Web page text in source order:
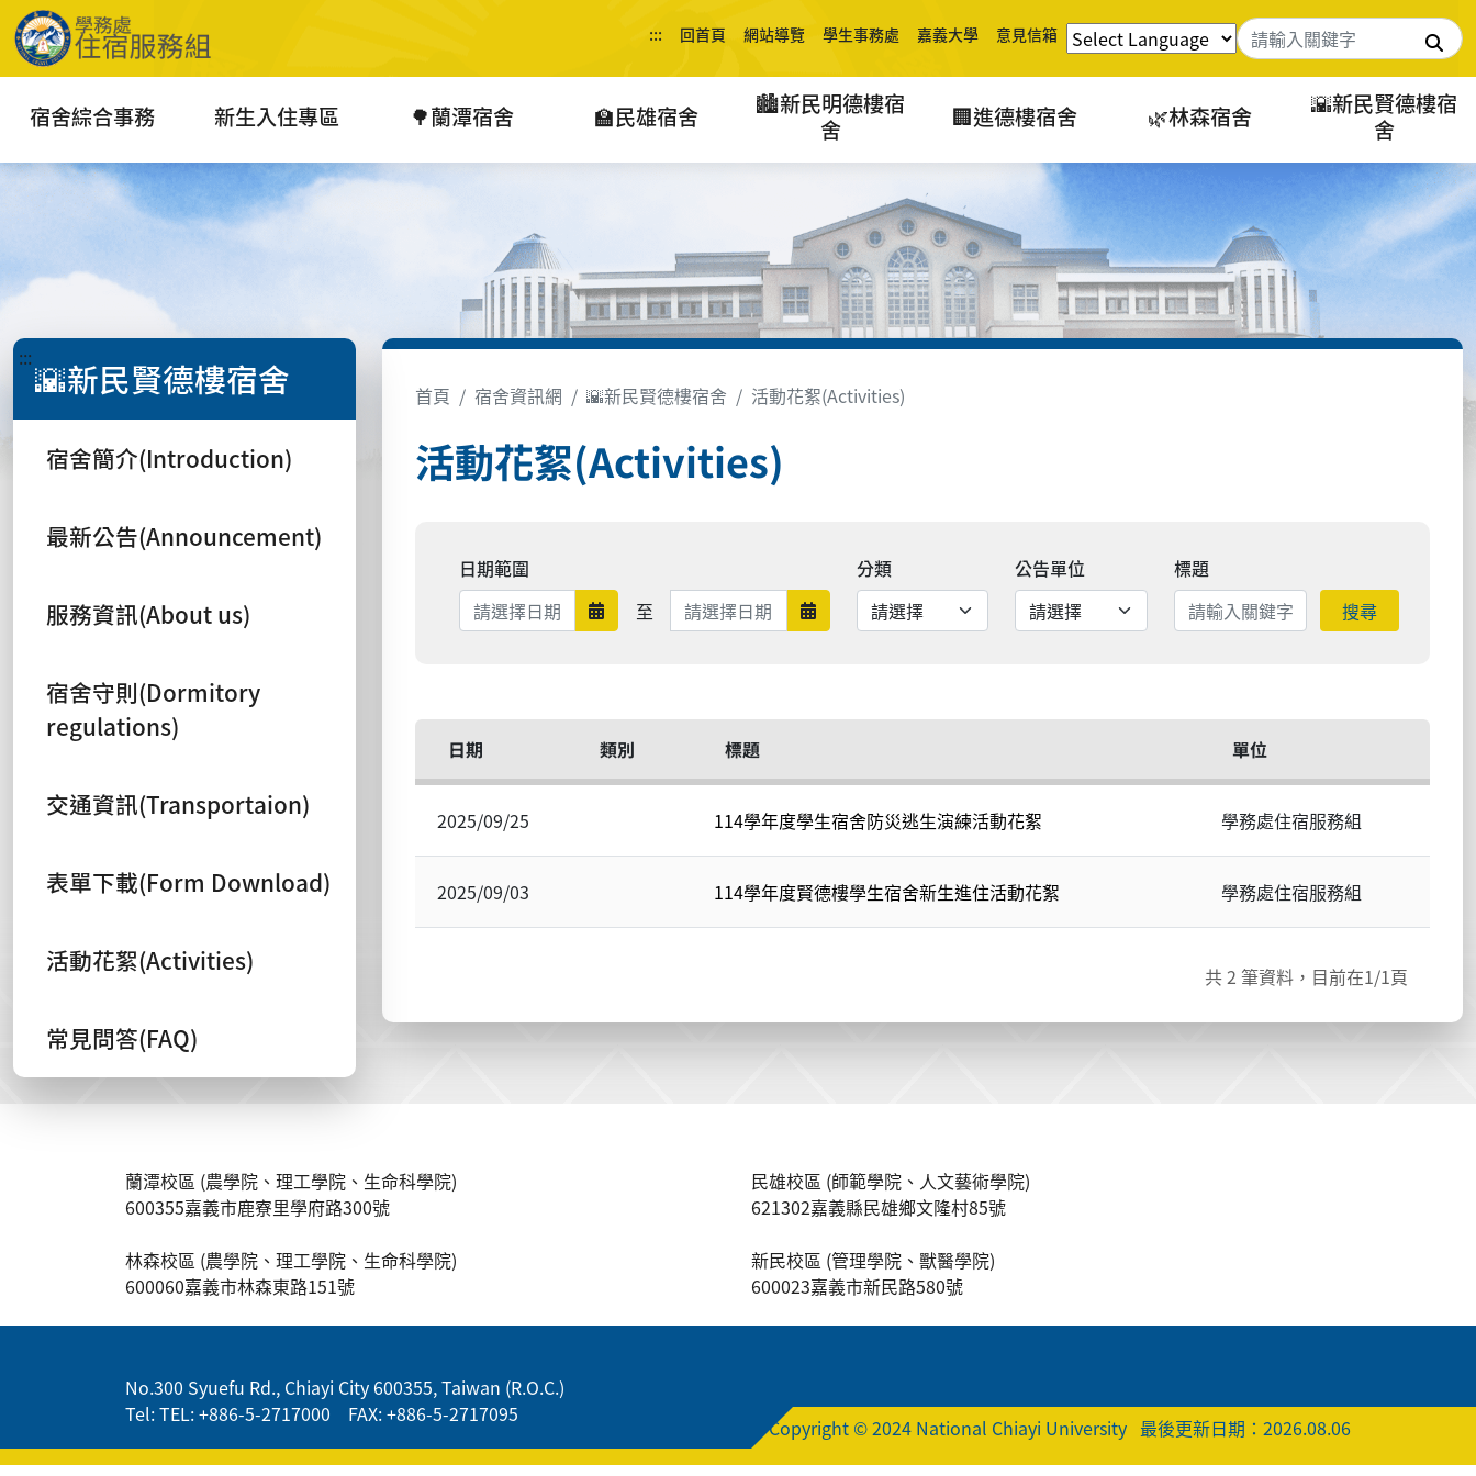
::: 回首頁 網站導覽 學生事務處 嘉義大學 意見信箱 搜尋
宿舍綜合事務 新生入住專區 🌳蘭潭宿舍 🏫民雄宿舍
🏙️新民明德樓宿
舍
🏢進德樓宿舍 🌿林森宿舍
🌇新民賢德樓宿
舍
:::🌇新民賢德樓宿舍
宿舍簡介(Introduction)
最新公告(Announcement)
服務資訊(About us)
宿舍守則(Dormitory
regulations)
交通資訊(Transportaion)
表單下載(Form Download)
活動花絮(Activities)
常見問答(FAQ)
首頁 宿舍資訊網 🌇新民賢德樓宿舍 活動花絮(Activities)
活動花絮(Activities)
日期範圍
日期範圍開始
至 日期範圍結束 日期範圍結束
分類 公告單位
標題
搜尋
日期 類別 標題 單位
2025/09/25 114學年度學生宿舍防災逃生演練活動花絮 學務處住宿服務組
2025/09/03 114學年度賢德樓學生宿舍新生進住活動花絮 學務處住宿服務組
共2 筆資料，目前在1/1頁
蘭潭校區 (農學院、理工學院、生命科學院)
600355嘉義市鹿寮里學府路300號
民雄校區 (師範學院、人文藝術學院)
621302嘉義縣民雄鄉文隆村85號
林森校區 (農學院、理工學院、生命科學院)
600060嘉義市林森東路151號
新民校區 (管理學院、獸醫學院)
600023嘉義市新民路580號
No.300 Syuefu Rd., Chiayi City 600355, Taiwan (R.O.C.)
Tel: TEL: +886-5-2717000 FAX: +886-5-2717095
Copyright © 2024 National Chiayi University 最後更新日期：2026.08.06